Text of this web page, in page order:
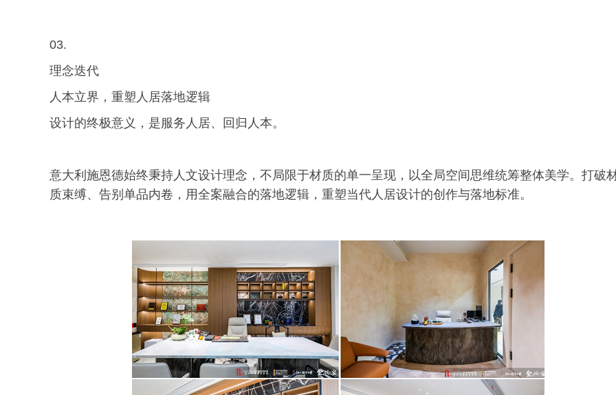
03.
理念迭代
人本立界，重塑人居落地逻辑
设计的终极意义，是服务人居、回归人本。
意大利施恩德始终秉持人文设计理念，不局限于材质的单一呈现，以全局空间思维统筹整体美学。打破
质束缚、告别单品内卷，用全案融合的落地逻辑，重塑当代人居设计的创作与落地标准。